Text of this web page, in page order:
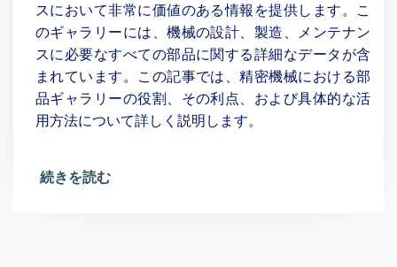
スにおいて非常に価値のある情報を提供します。こ
のギャラリーには、機械の設計、製造、メンテナン
スに必要なすべての部品に関する詳細なデータが含
まれています。この記事では、精密機械における部
品ギャラリーの役割、その利点、および具体的な活
用方法について詳しく説明します。
続きを読む